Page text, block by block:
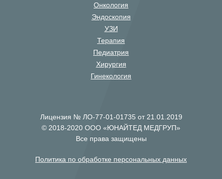
Онкология
Эндоскопия
УЗИ
Терапия
Педиатрия
Хирургия
Гинекология
Лицензия № ЛО-77-01-01735 от 21.01.2019
© 2018-2020 ООО «ЮНАЙТЕД МЕДГРУП»
Все права защищены
Политика по обработке персональных данных